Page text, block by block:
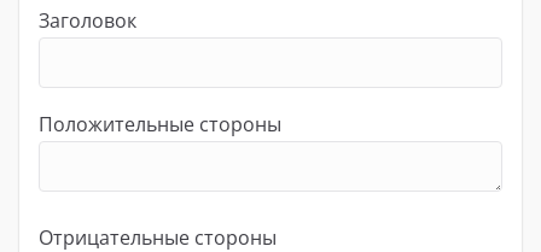
Заголовок
Положительные стороны
Отрицательные стороны